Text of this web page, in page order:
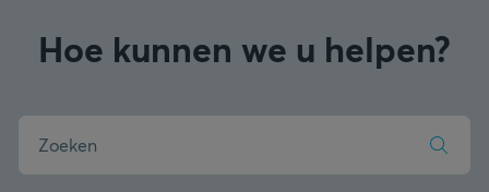
Hoe kunnen we u helpen?